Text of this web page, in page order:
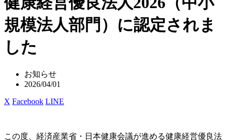
規模法人部門）に認定されま
した
お知らせ
2026/04/01
X Facebook LINE
この度、経済産業省・日本健康会議が進める健康経営優良法